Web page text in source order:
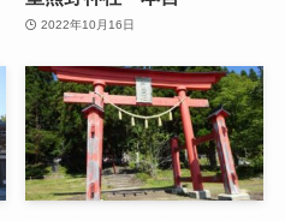
2022年10月16日